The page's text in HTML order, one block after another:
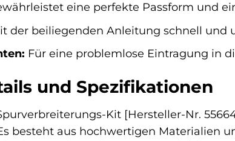
eine perfekte Passform und
der beiliegenden Anleitung schnell und
Für eine problemlose Eintragung in
und Spezifikationen
Kit [Hersteller-Nr.
besteht aus hochwertigen Materialien